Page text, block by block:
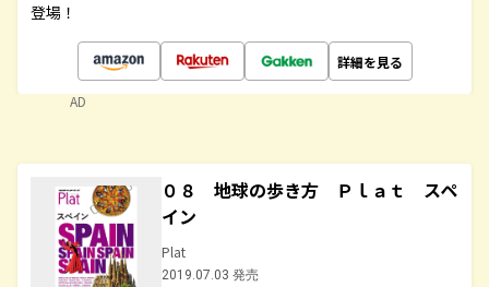
登場！
詳細を見る
AD
０８ 地球の歩き方 Ｐｌａｔ スペ
イン
Plat
2019.07.03 発売